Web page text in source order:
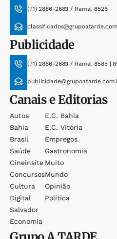
(71) 2886-2683 / Ramal 8526
Publicidade
(71) 2886-2683 / Ramal 8585 |
Canais e Editorias
Autos
Bahia
Brasil
Saúde
Cineinsite
Concursos
Cultura
Digital
Salvador
Economia
E.c. Bahia
E.c. Vitória
Empregos
Gastronomia
Muito
Mundo
Opinião
Política